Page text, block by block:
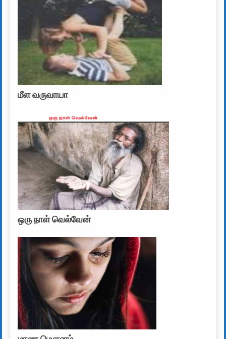
மீள வருவாயா
ஒரு நாள் வெல்வேன்